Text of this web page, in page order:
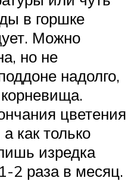
в горшке
Можно
но не
надолго,
цветения
как только
изредка
2 раза в месяц.